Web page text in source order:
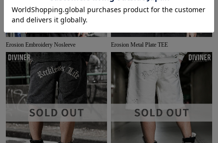
Erosion Embroidery Nosleeve Erosion Metal Plate TEE